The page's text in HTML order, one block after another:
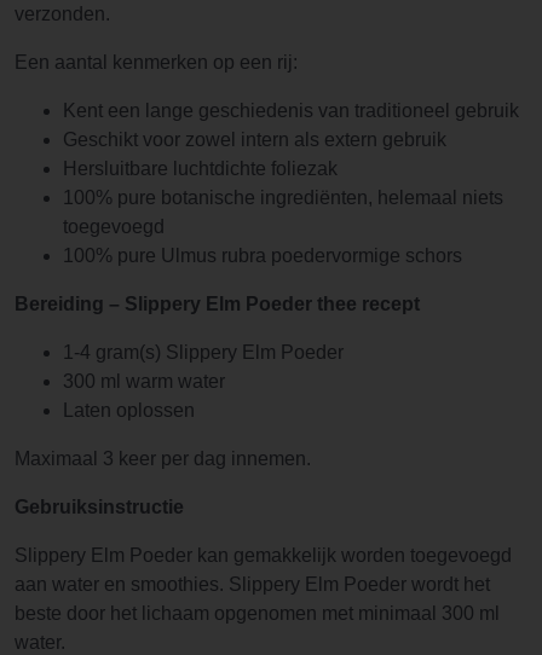
verzonden.
Een aantal kenmerken op een rij:
Kent een lange geschiedenis van traditioneel gebruik
Geschikt voor zowel intern als extern gebruik
Hersluitbare luchtdichte foliezak
100% pure botanische ingrediënten, helemaal niets
toegevoegd
100% pure Ulmus rubra poedervormige schors
Bereiding – Slippery Elm Poeder thee recept
1-4 gram(s) Slippery Elm Poeder
300 ml warm water
Laten oplossen
Maximaal 3 keer per dag innemen.
Gebruiksinstructie
Slippery Elm Poeder kan gemakkelijk worden toegevoegd
aan water en smoothies. Slippery Elm Poeder wordt het
beste door het lichaam opgenomen met minimaal 300 ml
water.